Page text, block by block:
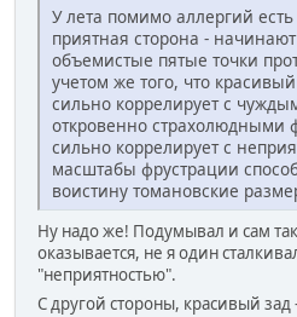
У лета помимо аллергий
приятная сторона -
объемистые пятые точки
учетом же того, что
сильно коррелирует с
откровенно страхолюдными
сильно коррелирует с
масштабы фрустрации
воистину томановские
Ну надо же! Подумывал и сам
оказывается, не я один
"неприятностью".
С другой стороны, красивый зад